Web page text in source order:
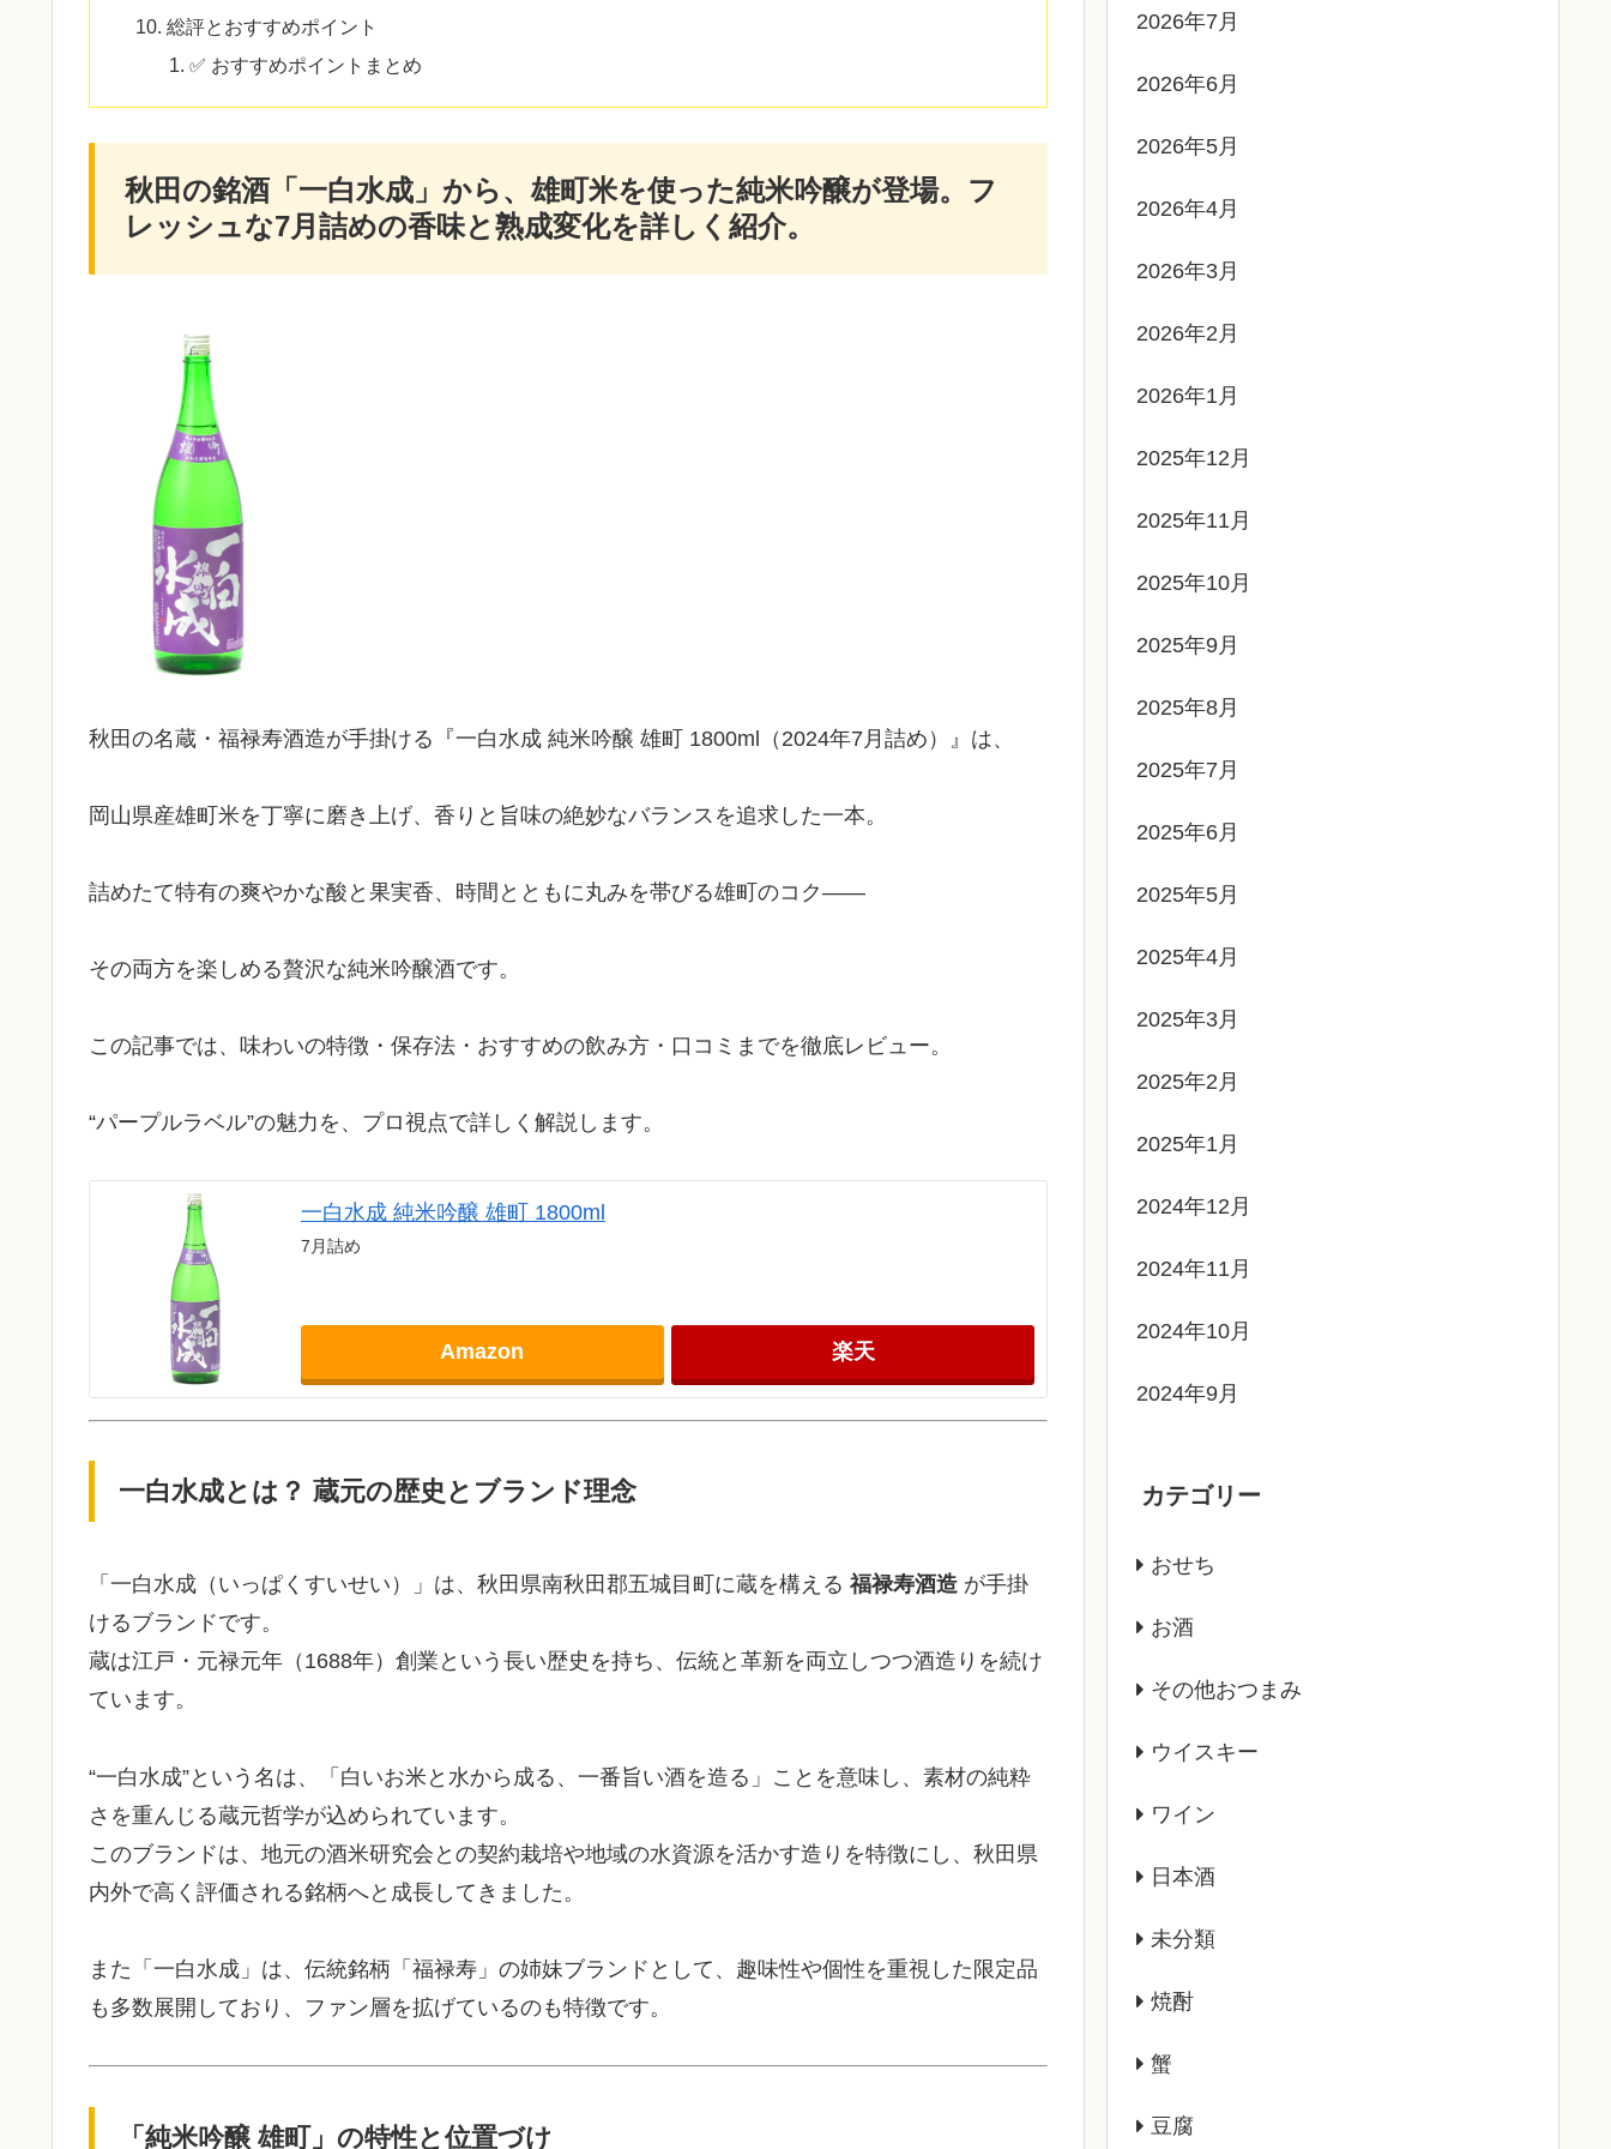
総評とおすすめポイント
✅ おすすめポイントまとめ
秋田の銘酒「一白水成」から、雄町米を使った純米吟醸が登場。フ
レッシュな7月詰めの香味と熟成変化を詳しく紹介。
秋田の名蔵・福禄寿酒造が手掛ける『一白水成 純米吟醸 雄町 1800ml（2024年7月詰め）』は、
岡山県産雄町米を丁寧に磨き上げ、香りと旨味の絶妙なバランスを追求した一本。
詰めたて特有の爽やかな酸と果実香、時間とともに丸みを帯びる雄町のコク――
その両方を楽しめる贅沢な純米吟醸酒です。
この記事では、味わいの特徴・保存法・おすすめの飲み方・口コミまでを徹底レビュー。
“パープルラベル”の魅力を、プロ視点で詳しく解説します。
一白水成 純米吟醸 雄町 1800ml
7月詰め
Amazon 楽天
一白水成とは？ 蔵元の歴史とブランド理念
「一白水成（いっぱくすいせい）」は、秋田県南秋田郡五城目町に蔵を構える 福禄寿酒造 が手掛
けるブランドです。
蔵は江戸・元禄元年（1688年）創業という長い歴史を持ち、伝統と革新を両立しつつ酒造りを続け
ています。
“一白水成”という名は、「白いお米と水から成る、一番旨い酒を造る」ことを意味し、素材の純粋
さを重んじる蔵元哲学が込められています。
このブランドは、地元の酒米研究会との契約栽培や地域の水資源を活かす造りを特徴にし、秋田県
内外で高く評価される銘柄へと成長してきました。
また「一白水成」は、伝統銘柄「福禄寿」の姉妹ブランドとして、趣味性や個性を重視した限定品
も多数展開しており、ファン層を拡げているのも特徴です。
「純米吟醸 雄町」の特性と位置づけ
2026年7月
2026年6月
2026年5月
2026年4月
2026年3月
2026年2月
2026年1月
2025年12月
2025年11月
2025年10月
2025年9月
2025年8月
2025年7月
2025年6月
2025年5月
2025年4月
2025年3月
2025年2月
2025年1月
2024年12月
2024年11月
2024年10月
2024年9月
カテゴリー
おせち
お酒
その他おつまみ
ウイスキー
ワイン
日本酒
未分類
焼酎
蟹
豆腐